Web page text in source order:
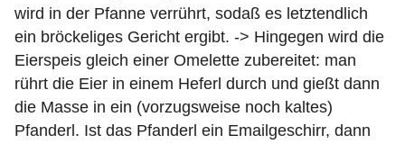
wird in der Pfanne verrührt, sodaß es letztendlich
ein bröckeliges Gericht ergibt. -> Hingegen wird die
Eierspeis gleich einer Omelette zubereitet: man
rührt die Eier in einem Heferl durch und gießt dann
die Masse in ein (vorzugsweise noch kaltes)
Pfanderl. Ist das Pfanderl ein Emailgeschirr, dann